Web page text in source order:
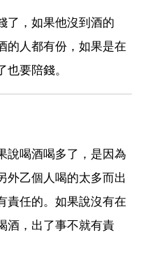
了，如果他沒到酒的
的人都有份，如果是在
要陪錢。
說喝酒喝多了，是因為
外乙個人喝的太多而出
責任的。如果說沒有在
酒，出了事不就有責